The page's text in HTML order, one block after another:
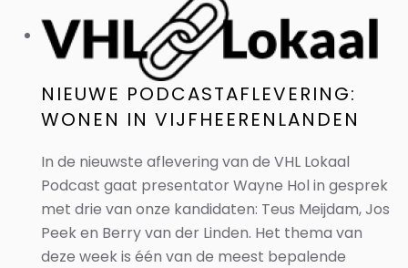
NIEUWE PODCASTAFLEVERING:
WONEN IN VIJFHEERENLANDEN
In de nieuwste aflevering van de VHL Lokaal
Podcast gaat presentator Wayne Hol in gesprek
met drie van onze kandidaten: Teus Meijdam, Jos
Peek en Berry van der Linden. Het thema van
deze week is één van de meest bepalende